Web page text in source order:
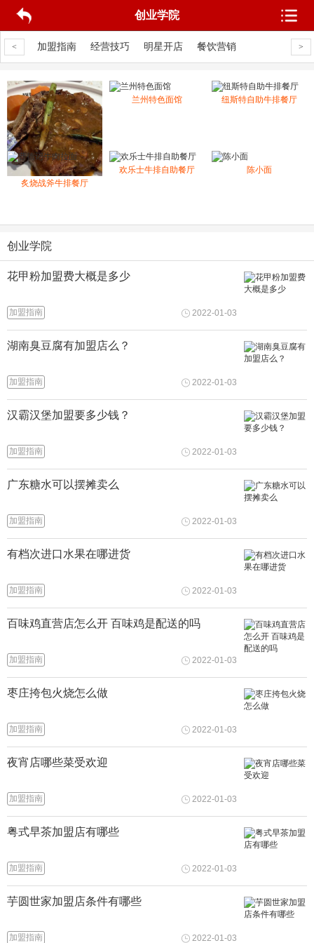
创业学院
<
销 加盟指南 经营技巧 明星开店 餐饮营销 >
炙烧战斧牛排餐厅
兰州特色面馆 纽斯特自助牛排餐厅
曹德记牛肉拉面 欢乐士牛排自助餐厅 陈小面
创业学院
花甲粉加盟费大概是多少
2022-01-03
加盟指南
湖南臭豆腐有加盟店么？
2022-01-03
加盟指南
汉霸汉堡加盟要多少钱？
2022-01-03
加盟指南
广东糖水可以摆摊卖么
2022-01-03
加盟指南
有档次进口水果在哪进货
2022-01-03
加盟指南
百味鸡直营店怎么开 百味鸡是配送的吗
2022-01-03
加盟指南
枣庄挎包火烧怎么做
2022-01-03
加盟指南
夜宵店哪些菜受欢迎
2022-01-03
加盟指南
粤式早茶加盟店有哪些
2022-01-03
加盟指南
芋圆世家加盟店条件有哪些
2022-01-03
加盟指南